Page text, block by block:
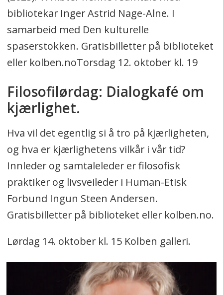
bibliotekar Inger Astrid Nage-Alne. I
samarbeid med Den kulturelle
spaserstokken. Gratisbilletter på biblioteket
eller kolben.noTorsdag 12. oktober kl. 19
Filosofilørdag: Dialogkafé om
kjærlighet.
Hva vil det egentlig si å tro på kjærligheten,
og hva er kjærlighetens vilkår i vår tid?
Innleder og samtaleleder er filosofisk
praktiker og livsveileder i Human-Etisk
Forbund Ingun Steen Andersen.
Gratisbilletter på biblioteket eller kolben.no.
Lørdag 14. oktober kl. 15 Kolben galleri.